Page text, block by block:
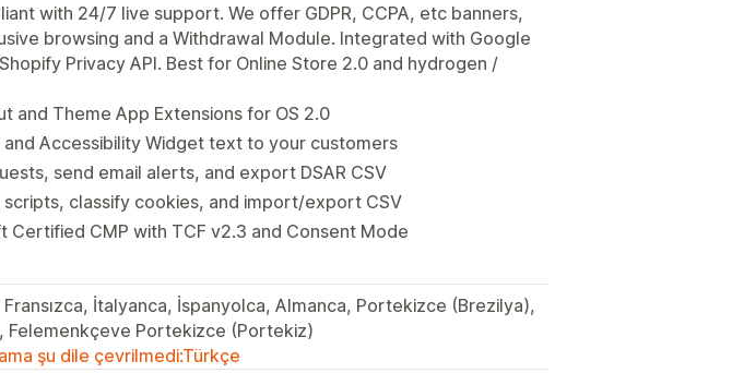
with 24/7 live support. We offer GDPR, CCPA, etc banners,
browsing and a Withdrawal Module. Integrated with Google
Privacy API. Best for Online Store 2.0 and hydrogen /
and Theme App Extensions for OS 2.0
Accessibility Widget text to your customers
send email alerts, and export DSAR CSV
classify cookies, and import/export CSV
Certified CMP with TCF v2.3 and Consent Mode
İtalyanca, İspanyolca, Almanca, Portekizce (Brezilya),
Felemenkçeve Portekizce (Portekiz)
şu dile çevrilmedi:Türkçe